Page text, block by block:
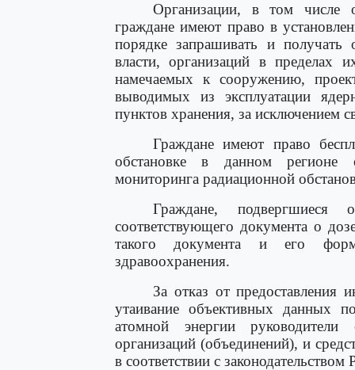
Организации, в том числе
граждане имеют право в
порядке запрашивать и получать
власти, организаций в пределах
намечаемых к сооружению,
выводимых из эксплуатации
пунктов хранения, за исключением
Граждане имеют право
обстановке в данном регионе
мониторинга радиационной
Граждане,
соответствующего документа о
такого документа и его
здравоохранения.
За отказ от
утаивание объективных данных
атомной энергии
организаций (объединений), и
в соответствии с